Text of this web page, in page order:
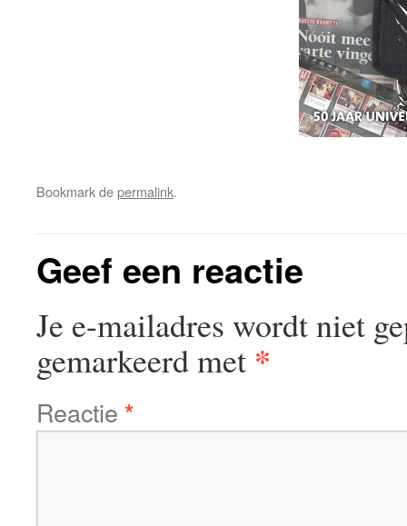
Bookmark depermalink.
Geef een reactie
Je e-mailadres wordt niet
gemarkeerd met *
Reactie *